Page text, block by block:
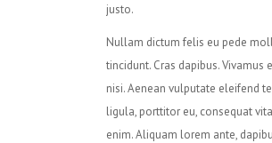
justo.
Nullam dictum felis eu pede
tincidunt. Cras dapibus. Vivamus
nisi. Aenean vulputate eleifend
ligula, porttitor eu, consequat
enim. Aliquam lorem ante,